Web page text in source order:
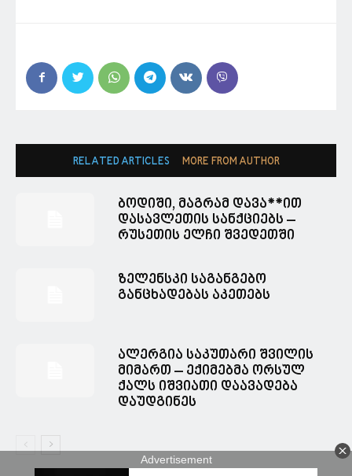
RELATED ARTICLES MORE FROM AUTHOR
ბოდიში, მაგრამ დავა**ით
დასავლეთის სანქციებს –
რუსეთის ელჩი შვედეთში
ზელენსკი საგანგებო
განცხადებას აკეთებს
ალერგია საკუთარი შვილის
მიმართ – ექიმებმა ორსულ
ქალს იშვიათი დაავადება
დაუდგინეს